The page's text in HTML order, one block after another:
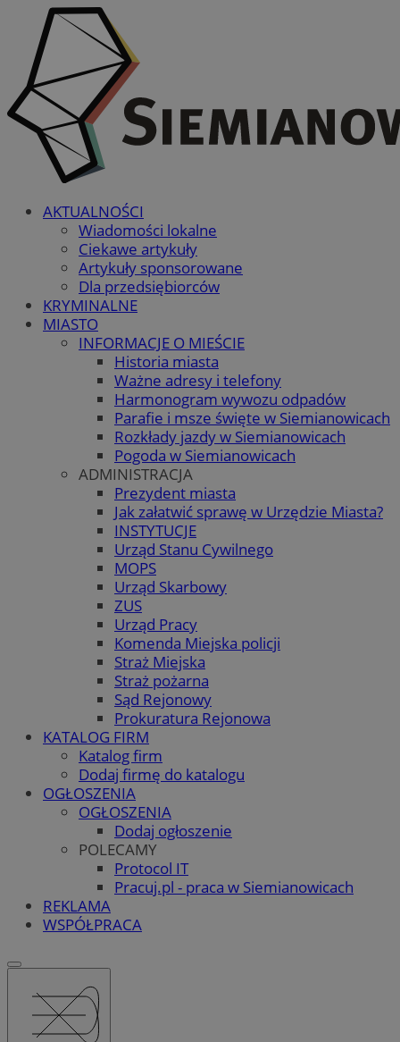
AKTUALNOŚCI
Wiadomości lokalne
Ciekawe artykuły
Artykuły sponsorowane
Dla przedsiębiorców
KRYMINALNE
MIASTO
INFORMACJE O MIEŚCIE
Historia miasta
Ważne adresy i telefony
Harmonogram wywozu odpadów
Parafie i msze święte w Siemianowicach
Rozkłady jazdy w Siemianowicach
Pogoda w Siemianowicach
ADMINISTRACJA
Prezydent miasta
Jak załatwić sprawę w Urzędzie Miasta?
INSTYTUCJE
Urząd Stanu Cywilnego
MOPS
Urząd Skarbowy
ZUS
Urząd Pracy
Komenda Miejska policji
Straż Miejska
Straż pożarna
Sąd Rejonowy
Prokuratura Rejonowa
KATALOG FIRM
Katalog firm
Dodaj firmę do katalogu
OGŁOSZENIA
OGŁOSZENIA
Dodaj ogłoszenie
POLECAMY
Protocol IT
Pracuj.pl - praca w Siemianowicach
REKLAMA
WSPÓŁPRACA